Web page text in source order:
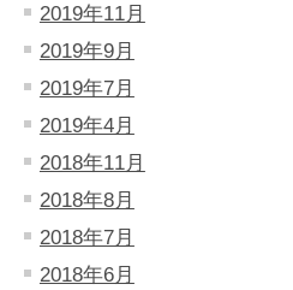
2019年11月
2019年9月
2019年7月
2019年4月
2018年11月
2018年8月
2018年7月
2018年6月